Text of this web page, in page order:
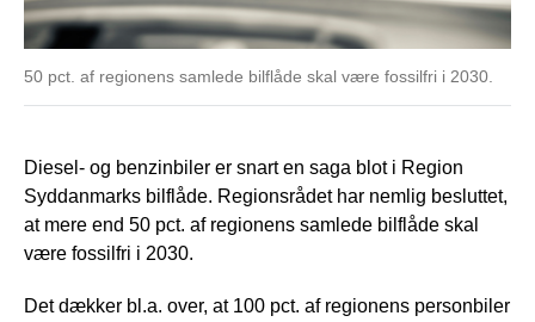
50 pct. af regionens samlede bilflåde skal være fossilfri i 2030.
Diesel- og benzinbiler er snart en saga blot i Region
Syddanmarks bilflåde. Regionsrådet har nemlig besluttet,
at mere end 50 pct. af regionens samlede bilflåde skal
være fossilfri i 2030.
Det dækker bl.a. over, at 100 pct. af regionens personbiler